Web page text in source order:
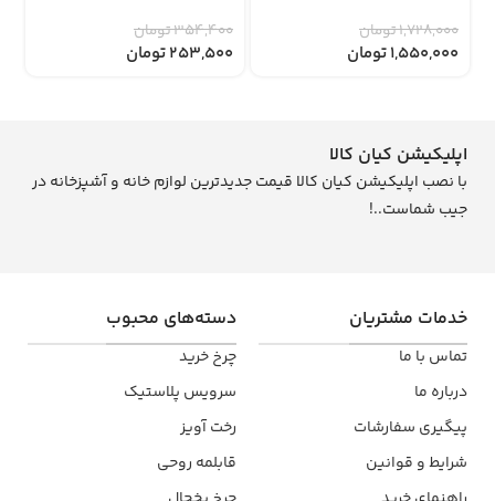
1,728,000تومان
1,550,000تومان
354,400تومان
253,500تومان
اپلیکیشن کیان کالا
با نصب اپلیکیشن کیان کالا قیمت جدیدترین لوازم خانه و آشپزخانه در
جیب شماست..!
خدمات مشتریان
تماس با ما
درباره ما
پیگیری سفارشات
شرایط و قوانین
دسته‌های محبوب
چرخ خرید
سرویس پلاستیک
رخت آویز
قابلمه روحی